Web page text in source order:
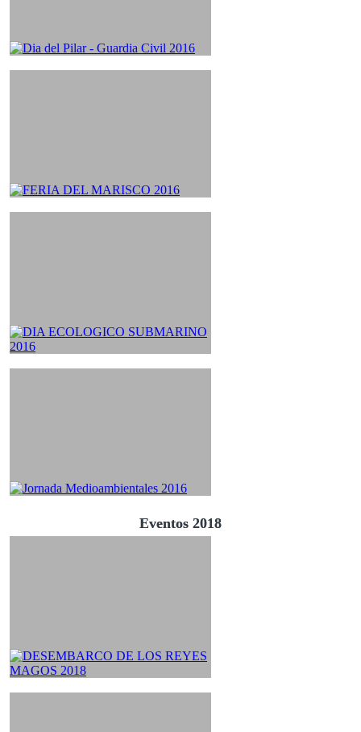
Eventos 2018